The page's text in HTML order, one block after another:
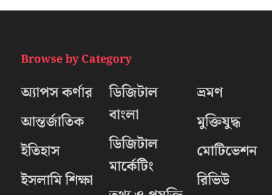
Browse by Category
অ্যাপস কর্ণার
আন্তর্জাতিক
ইতিহাস
ইসলামি শিক্ষা
ডিজিটাল
বাংলা
ডিজিটাল
মার্কেটিং
ভ্রমণ
মুক্তিযুদ্ধ
মোটিভেশন
রিভিউ